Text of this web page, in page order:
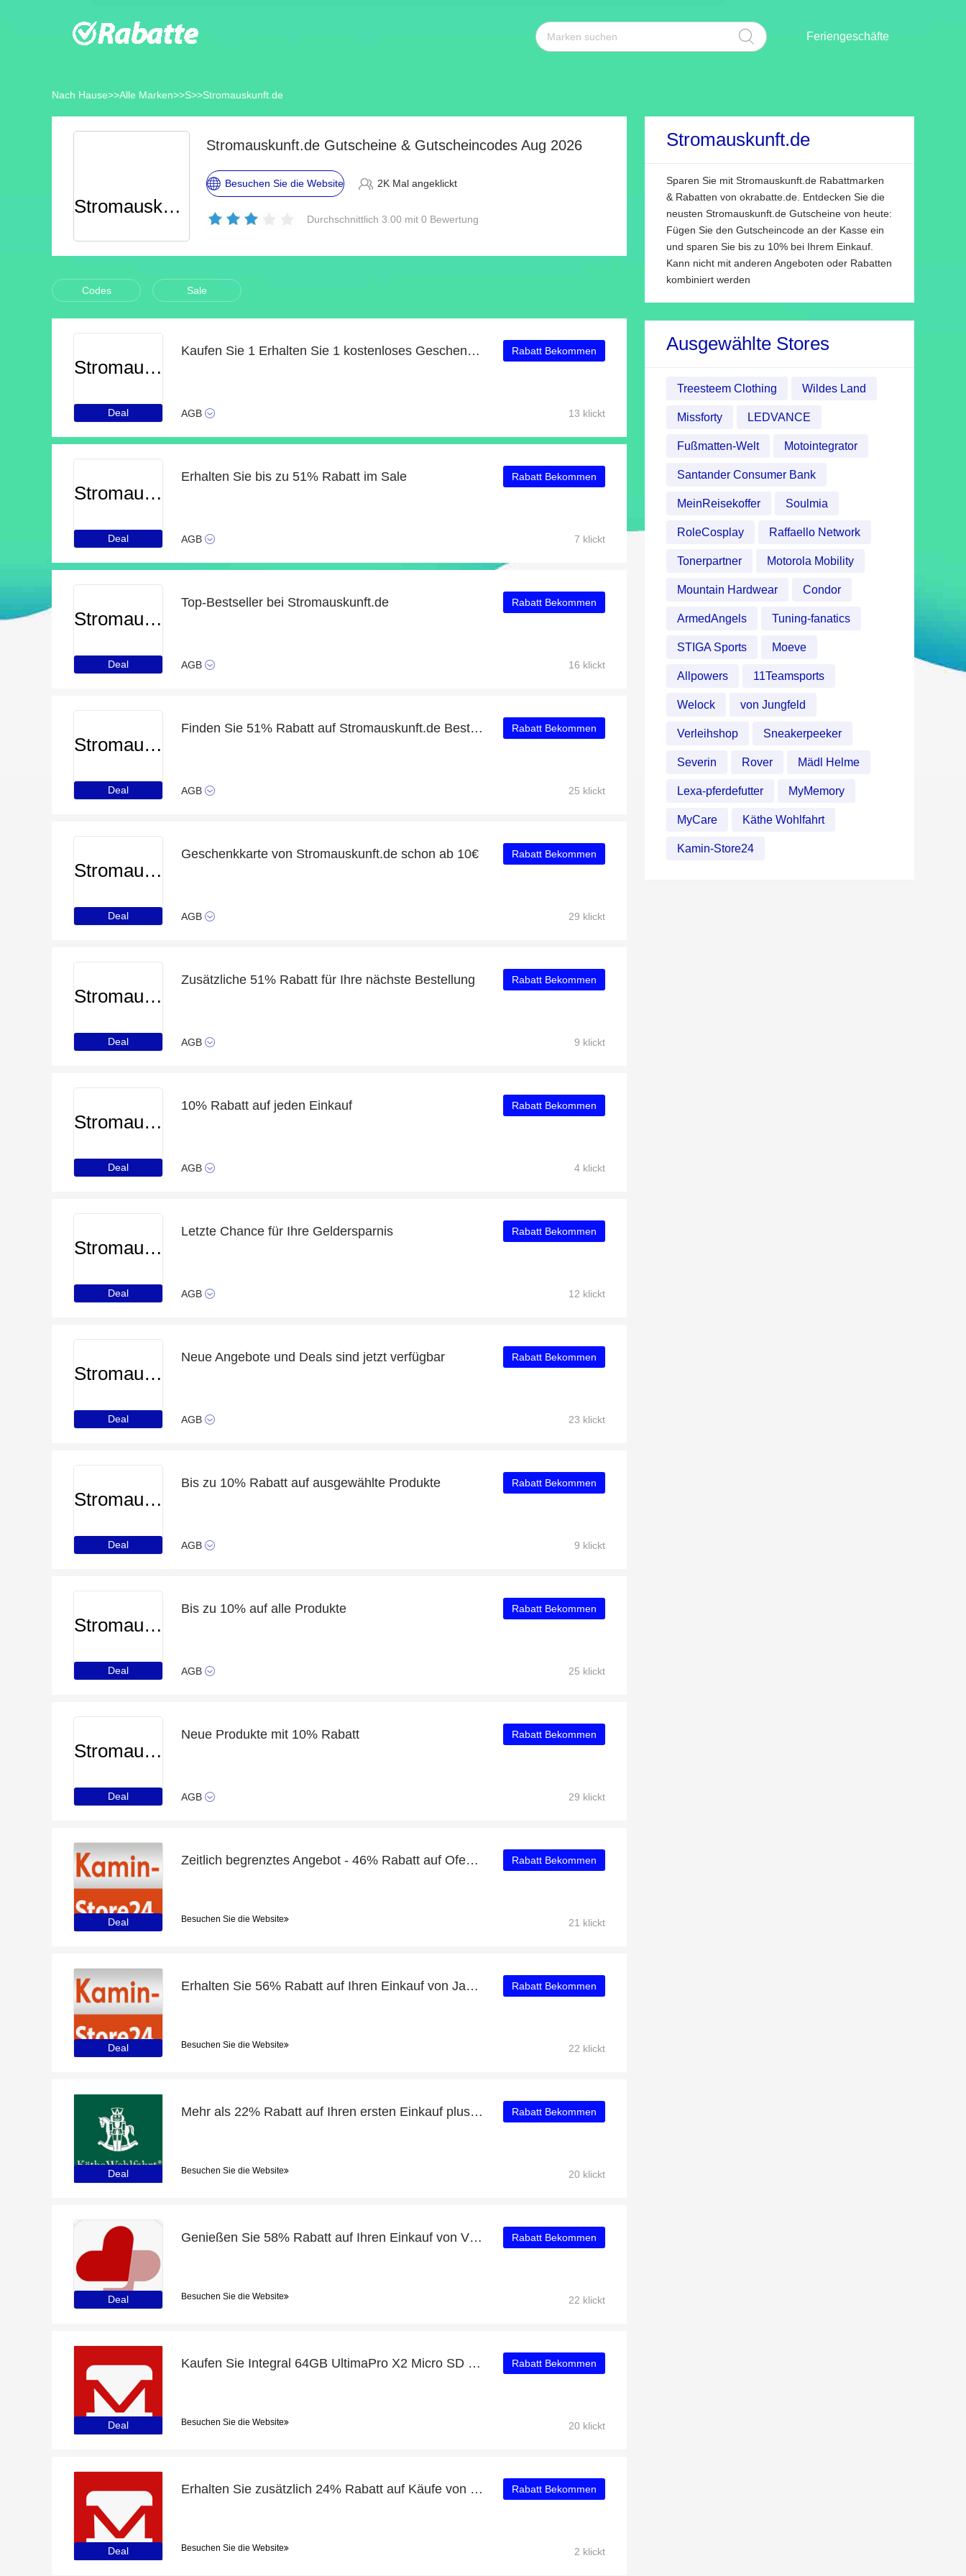
Feriengeschäfte
Nach Hause>>Alle Marken>>S>>Stromauskunft.de
Stromauskunft
Stromauskunft.de Gutscheine & Gutscheincodes Aug 2026
Besuchen Sie die Website 2K Mal angeklickt
Durchschnittlich 3.00 mit 0 Bewertung
Codes Sale
Stromauskunft
Deal
Kaufen Sie 1 Erhalten Sie 1 kostenloses Geschenk auf ausgewählte Artikel
AGB
Rabatt Bekommen
13 klickt
Stromauskunft
Deal
Erhalten Sie bis zu 51% Rabatt im Sale
AGB
Rabatt Bekommen
7 klickt
Stromauskunft
Deal
Top-Bestseller bei Stromauskunft.de
AGB
Rabatt Bekommen
16 klickt
Stromauskunft
Deal
Finden Sie 51% Rabatt auf Stromauskunft.de Bestellungen
AGB
Rabatt Bekommen
25 klickt
Stromauskunft
Deal
Geschenkkarte von Stromauskunft.de schon ab 10€
AGB
Rabatt Bekommen
29 klickt
Stromauskunft
Deal
Zusätzliche 51% Rabatt für Ihre nächste Bestellung
AGB
Rabatt Bekommen
9 klickt
Stromauskunft
Deal
10% Rabatt auf jeden Einkauf
AGB
Rabatt Bekommen
4 klickt
Stromauskunft
Deal
Letzte Chance für Ihre Geldersparnis
AGB
Rabatt Bekommen
12 klickt
Stromauskunft
Deal
Neue Angebote und Deals sind jetzt verfügbar
AGB
Rabatt Bekommen
23 klickt
Stromauskunft
Deal
Bis zu 10% Rabatt auf ausgewählte Produkte
AGB
Rabatt Bekommen
9 klickt
Stromauskunft
Deal
Bis zu 10% auf alle Produkte
AGB
Rabatt Bekommen
25 klickt
Stromauskunft
Deal
Neue Produkte mit 10% Rabatt
AGB
Rabatt Bekommen
29 klickt
Deal
Zeitlich begrenztes Angebot - 46% Rabatt auf Ofenrohre für Pelletöfen
Besuchen Sie die Website
Rabatt Bekommen
21 klickt
Deal
Erhalten Sie 56% Rabatt auf Ihren Einkauf von Jacobus Kaminofen 6 kW
Besuchen Sie die Website
Rabatt Bekommen
22 klickt
Deal
Mehr als 22% Rabatt auf Ihren ersten Einkauf plus 5% Rabatt auf Schwibbogen "Weihnachtlicher Marktplatz"
Besuchen Sie die Website
Rabatt Bekommen
20 klickt
Deal
Genießen Sie 58% Rabatt auf Ihren Einkauf von Vitamin B2, ausschließlich online
Besuchen Sie die Website
Rabatt Bekommen
22 klickt
Deal
Kaufen Sie Integral 64GB UltimaPro X2 Micro SD Card SDXC UHS-II U3 V90 - 280MB/s und erhalten Sie 10% Rabatt
Besuchen Sie die Website
Rabatt Bekommen
20 klickt
Deal
Erhalten Sie zusätzlich 24% Rabatt auf Käufe von Micro SDXC
Besuchen Sie die Website
Rabatt Bekommen
2 klickt
Stromauskunft.de
Sparen Sie mit Stromauskunft.de Rabattmarken
& Rabatten von okrabatte.de. Entdecken Sie die
neusten Stromauskunft.de Gutscheine von heute:
Fügen Sie den Gutscheincode an der Kasse ein
und sparen Sie bis zu 10% bei Ihrem Einkauf.
Kann nicht mit anderen Angeboten oder Rabatten
kombiniert werden
Ausgewählte Stores
Treesteem Clothing Wildes Land
Missforty LEDVANCE
Fußmatten-Welt Motointegrator
Santander Consumer Bank
MeinReisekoffer Soulmia
RoleCosplay Raffaello Network
Tonerpartner Motorola Mobility
Mountain Hardwear Condor
ArmedAngels Tuning-fanatics
STIGA Sports Moeve
Allpowers 11Teamsports
Welock von Jungfeld
Verleihshop Sneakerpeeker
Severin Rover Mädl Helme
Lexa-pferdefutter MyMemory
MyCare Käthe Wohlfahrt
Kamin-Store24